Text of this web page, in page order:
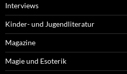
Interviews
Kinder- und Jugendliteratur
Magazine
Magie und Esoterik